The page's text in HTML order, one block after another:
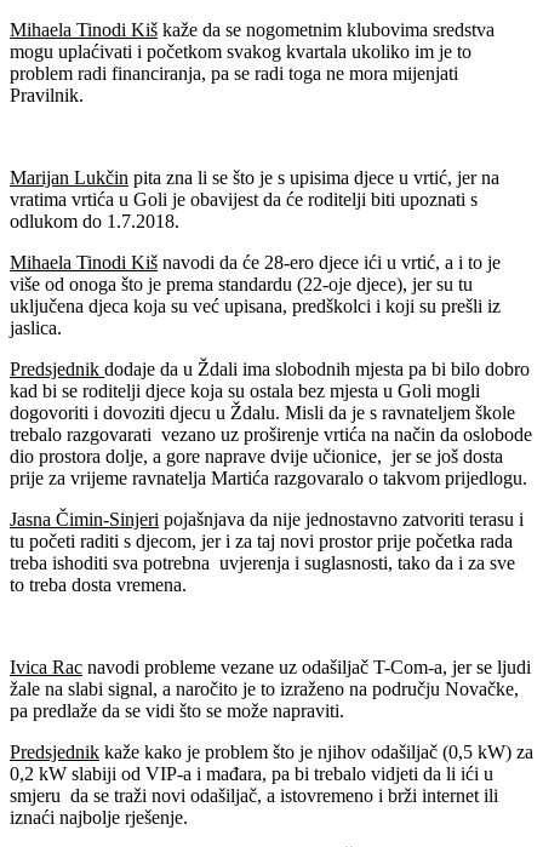
Mihaela Tinodi Kiš kaže da se nogometnim klubovima sredstva
mogu uplaćivati i početkom svakog kvartala ukoliko im je to
problem radi financiranja, pa se radi toga ne mora mijenjati
Pravilnik.
Marijan Lukčin pita zna li se što je s upisima djece u vrtić, jer na
vratima vrtića u Goli je obavijest da će roditelji biti upoznati s
odlukom do 1.7.2018.
Mihaela Tinodi Kiš navodi da će 28-ero djece ići u vrtić, a i to je
više od onoga što je prema standardu (22-oje djece), jer su tu
uključena djeca koja su već upisana, predškolci i koji su prešli iz
jaslica.
Predsjednik dodaje da u Ždali ima slobodnih mjesta pa bi bilo dobro
kad bi se roditelji djece koja su ostala bez mjesta u Goli mogli
dogovoriti i dovoziti djecu u Ždalu. Misli da je s ravnateljem škole
trebalo razgovarati vezano uz proširenje vrtića na način da oslobode
dio prostora dolje, a gore naprave dvije učionice, jer se još dosta
prije za vrijeme ravnatelja Martića razgovaralo o takvom prijedlogu.
Jasna Čimin-Sinjeri pojašnjava da nije jednostavno zatvoriti terasu i
tu početi raditi s djecom, jer i za taj novi prostor prije početka rada
treba ishoditi sva potrebna uvjerenja i suglasnosti, tako da i za sve
to treba dosta vremena.
Ivica Rac navodi probleme vezane uz odašiljač T-Com-a, jer se ljudi
žale na slabi signal, a naročito je to izraženo na području Novačke,
pa predlaže da se vidi što se može napraviti.
Predsjednik kaže kako je problem što je njihov odašiljač (0,5 kW) za
0,2 kW slabiji od VIP-a i mađara, pa bi trebalo vidjeti da li ići u
smjeru da se traži novi odašiljač, a istovremeno i brži internet ili
iznaći najbolje rješenje.